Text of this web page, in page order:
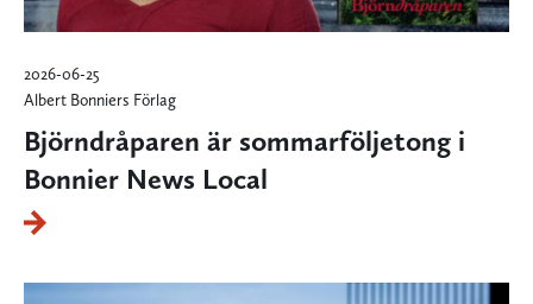
2026-06-25
Albert Bonniers Förlag
Björndråparen är sommarföljetong i
Bonnier News Local